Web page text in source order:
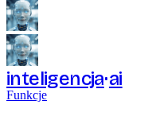
inteligencja ai
Funkcje